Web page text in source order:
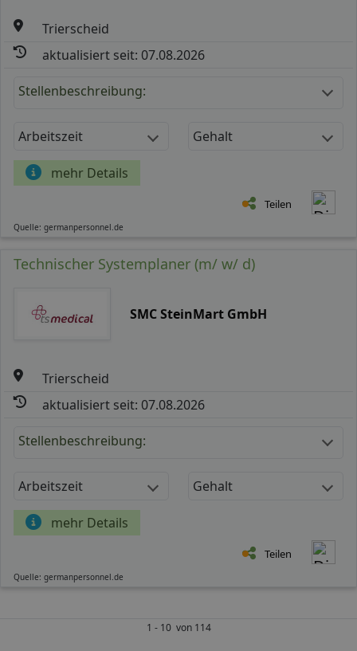
Trierscheid
aktualisiert seit: 07.08.2026
Stellenbeschreibung:
Arbeitszeit Gehalt
mehr Details
Teilen
Quelle: germanpersonnel.de
Technischer Systemplaner (m/ w/ d)
SMC SteinMart GmbH
Trierscheid
aktualisiert seit: 07.08.2026
Stellenbeschreibung:
Arbeitszeit Gehalt
mehr Details
Teilen
Quelle: germanpersonnel.de
1 - 10 von 114